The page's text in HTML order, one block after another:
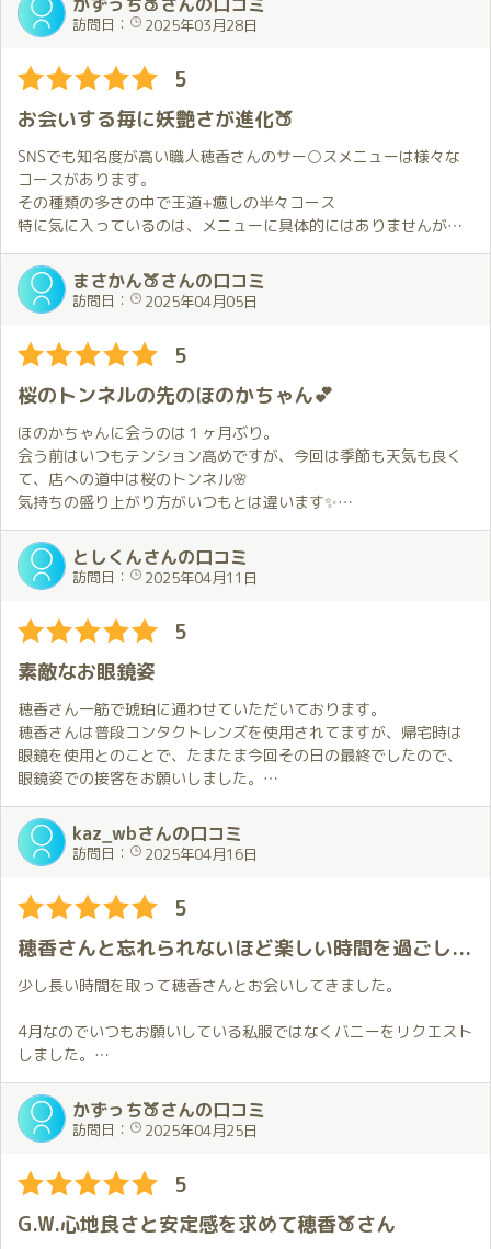
その衣装の非日常感にドキドキしちゃいました💓。
その後のお部屋でのハグから始まるプ〇イの詳細については割愛
しますが、今回もほのかさんのホスピタリティに溢れたサー〇ス
で終始夢心地でした🥰。
自分的にはそんなほのかさんを最初にお会いした時より見つめる
事が出来た様な気がします😄。
プ〇イ中以外の時間での会話も、こちらからの何気無い話はもち
ろん心情を吐露した様な話にもちゃんと返してくれて癒されまし
た😌。
お会いした時からお別れの時まで終始恋人とのデートをしている
様な気持ちになりました😍。
今回もあっという間に時間が過ぎていきました😭。
次に会う約束はしてあるのでその日を楽しみに日々乗り切ってい
こうと思います😄。
かずっち🍑さんの口コミ
訪問日： 2025年03月28日
5
お会いする毎に妖艶さが進化🍑
SNSでも知名度が高い職人穂香さんのサー○スメニューは様々な
コースがあります。
その種類の多さの中で王道+癒しの半々コース
特に気に入っているのは、メニューに具体的にはありませんが、
その時の感覚で見つけてくれるおもてなしと癒しのホスピタリテ
ィ、目配り、心配り、気配り、絶妙で最高にいいんです！
容姿端麗に重ねられた技とホスピタリティは、お会いする毎に妖
艶さが進化、深化、真価を感じてしまいます。
進化していくさまは何度もお会いしたくなる所以なのかもしれま
せん。
お店の入り口から待合室も高級感の中でゆったりでき、これから
接客を受けるワクワク感を与えてくれる素敵なお店です。
また伺いたいです。
まさかん🍑さんの口コミ
訪問日： 2025年04月05日
5
桜のトンネルの先のほのかちゃん💕
ほのかちゃんに会うのは１ヶ月ぶり。
会う前はいつもテンション高めですが、今回は季節も天気も良く
て、店への道中は桜のトンネル🌸
気持ちの盛り上がり方がいつもとは違います✨
しかも、そこを抜けて店に入ったら、そこにいるのはほのかちゃ
ん💕
もう最高のシチュエーションです✨
今日のほのかちゃんはレースクイーン✨
これが僕の想像をはるかに超えたセクシーさで、目のやり場に困
るとはまさにこのこと。
でも、反応が不審だったのか、ほのかちゃんからは「これじゃな
かった？」と聞かれてしまう始末。
すいません😣ただ見惚れてただけです💕
その後お部屋に入って、抱擁・・・
前にも書きましたが、本当にこの瞬間が大好きで、今日はそれを
再確認！
日々のモヤモヤした感じがスッと消えていく感じ。まさにオアシ
スですね🌴
後は２人の世界💕
ほのかちゃんは髪が前より短くなっていて、可愛さに磨きがかか
ってた✨
おもてなしもいつも以上に絶品で、かわいいと気持ちいいが交互
でも、それが本当にいい😍
身体は新年度の仕事で疲れてるのに、マッサージの効果でいつも
以上に元気になり↗️本当に充実した時間を過ごしました✨
さすがに終わった後はぐったりで、帰りの電車では気絶してまし
た。
最近ではYouTubeにも活動の場を拡げ、そこでも100万回超再生
と大活躍のほのかちゃん✨
近寄りがたい印象を持つ方もいると思いますが、本当に気さく
としくんさんの口コミ
訪問日： 2025年04月11日
5
素敵なお眼鏡姿
穂香さん一筋で琥珀に通わせていただいております。
穂香さんは普段コンタクトレンズを使用されてますが、帰宅時は
眼鏡を使用とのことで、たまたま今回その日の最終でしたので、
眼鏡姿での接客をお願いしました。
お会いして部屋に入ってからコンタクトレンズを外されて、ドラ
ちゃん柄の眼鏡をおかけいただきましたが、眼鏡フェチの自分に
とってこれ以上はないぐらい素敵なお姿で、改めて穂香さん一筋
で通うことを心に誓ったのでした。
眼鏡女子がお好きなら、穂香さんの最終で伺うことをお勧めいた
します。
kaz_wbさんの口コミ
訪問日： 2025年04月16日
5
穂香さんと忘れられないほど楽しい時間を過ごしてきました
少し長い時間を取って穂香さんとお会いしてきました。
4月なのでいつもお願いしている私服ではなくバニーをリクエスト
しました。
写真では拝見していた衣装なので何となく知っている感じでいま
したが、思っていたよりもハグしたときの感触が良く温かいのが
意外でした。
バニー姿を見ながら階段を上がるのは初めてで新鮮な感じがあっ
て楽しかったです。
私服のリクエストが多かったのですが今回のように私服以外も試
してみたいと思いました。
かずっち🍑さんの口コミ
訪問日： 2025年04月25日
5
G.W.心地良さと安定感を求めて穂香🍑さん